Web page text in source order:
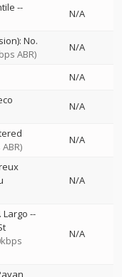
--
N/A
No.
ABR)
N/A
N/A
N/A
N/A
N/A
Largo --
N/A